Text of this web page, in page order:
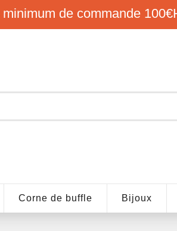
minimum de commande
Corne de buffle Bijoux